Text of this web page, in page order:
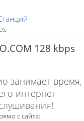
128 kbps
занимает время,
интернет
с сайта: